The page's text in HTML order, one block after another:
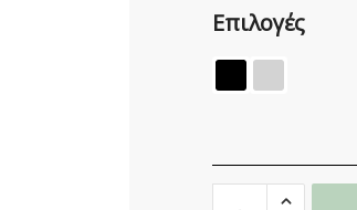
Επιλογές
Καλόγερος